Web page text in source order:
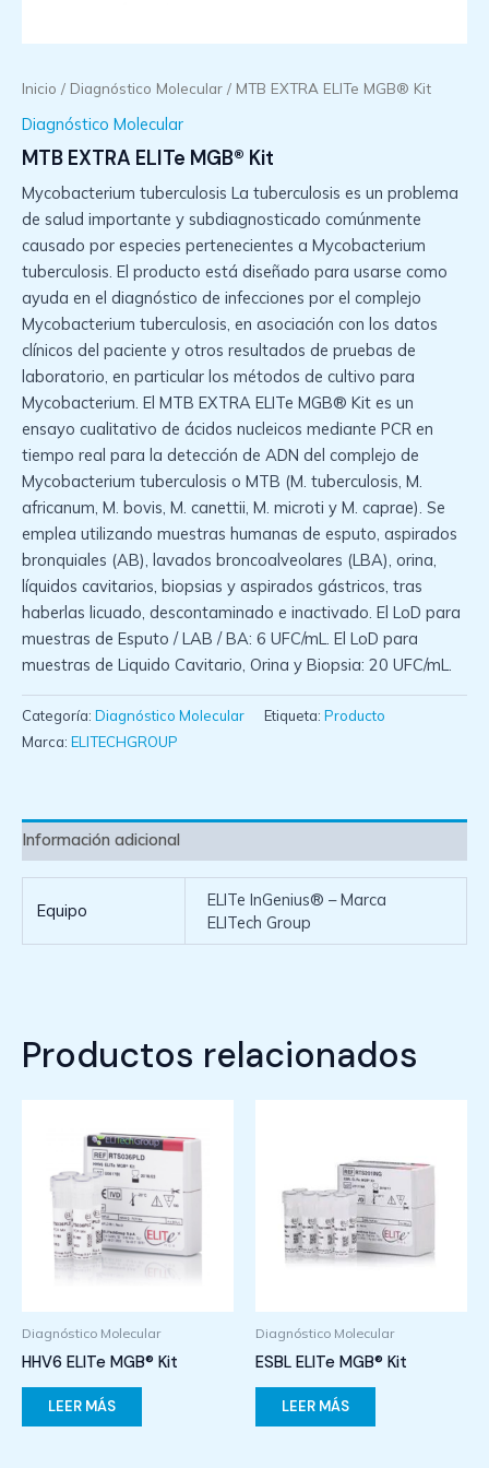
Inicio / Diagnóstico Molecular / MTB EXTRA ELITe MGB® Kit
Diagnóstico Molecular
MTB EXTRA ELITe MGB® Kit
Mycobacterium tuberculosis La tuberculosis es un problema
de salud importante y subdiagnosticado comúnmente
causado por especies pertenecientes a Mycobacterium
tuberculosis. El producto está diseñado para usarse como
ayuda en el diagnóstico de infecciones por el complejo
Mycobacterium tuberculosis, en asociación con los datos
clínicos del paciente y otros resultados de pruebas de
laboratorio, en particular los métodos de cultivo para
Mycobacterium. El MTB EXTRA ELITe MGB® Kit es un
ensayo cualitativo de ácidos nucleicos mediante PCR en
tiempo real para la detección de ADN del complejo de
Mycobacterium tuberculosis o MTB (M. tuberculosis, M.
africanum, M. bovis, M. canettii, M. microti y M. caprae). Se
emplea utilizando muestras humanas de esputo, aspirados
bronquiales (AB), lavados broncoalveolares (LBA), orina,
líquidos cavitarios, biopsias y aspirados gástricos, tras
haberlas licuado, descontaminado e inactivado. El LoD para
muestras de Esputo / LAB / BA: 6 UFC/mL. El LoD para
muestras de Liquido Cavitario, Orina y Biopsia: 20 UFC/mL.
Categoría: Diagnóstico Molecular Etiqueta: Producto
Marca: ELITECHGROUP
Información adicional
Equipo
ELITe InGenius® – Marca
ELITech Group
Productos relacionados
Diagnóstico Molecular
HHV6 ELITe MGB® Kit
LEER MÁS
Diagnóstico Molecular
ESBL ELITe MGB® Kit
LEER MÁS